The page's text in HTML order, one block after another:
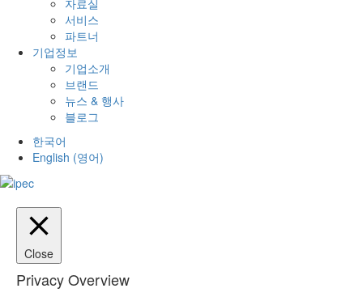
서비스
파트너
기업정보
기업소개
브랜드
뉴스 & 행사
블로그
한국어
English (영어)
Close
Privacy Overview